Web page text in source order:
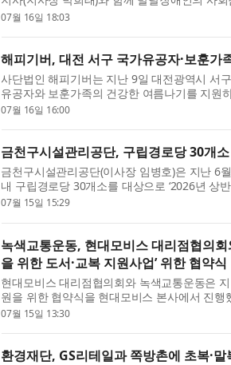
부금 전달식을 진행했다고 밝혔다. 이번 전달
07월 16일 18:03
해피기버, 대전 서구 국가유공자·보훈가
사단법인 해피기버는 지난 9일 대전광역시 서
유공자와 보훈가족의 건강한 여름나기를 지원
을 진행했다고 밝혔다. 이번 전달식은 다가오
07월 16일 16:00
금천구시설관리공단, 구립경로당 30개
금천구시설관리공단(이사장 임병호)은 지난 6
내 구립경로당 30개소를 대상으로 ‘2026년 상
실시했다고 밝혔다. 이번 활동은 미세먼지와
07월 15일 15:29
녹색교통운동, 현대모비스 대리점협의
을 위한 도서·교복 지원사업’ 위한 협약
현대모비스 대리점협의회와 녹색교통운동은
원을 위한 협약식을 현대모비스 본사에서 진
아이들에게 도서·교복·학원비 등 학업에 필요
07월 15일 13:30
환경재단, GS리테일과 쪽방촌에 초복·